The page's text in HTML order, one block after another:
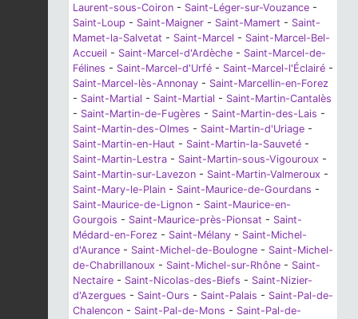
Laurent-sous-Coiron - Saint-Léger-sur-Vouzance -
Saint-Loup - Saint-Maigner - Saint-Mamert - Saint-
Mamet-la-Salvetat - Saint-Marcel - Saint-Marcel-Bel-
Accueil - Saint-Marcel-d'Ardèche - Saint-Marcel-de-
Félines - Saint-Marcel-d'Urfé - Saint-Marcel-l'Éclairé -
Saint-Marcel-lès-Annonay - Saint-Marcellin-en-Forez
- Saint-Martial - Saint-Martial - Saint-Martin-Cantalès
- Saint-Martin-de-Fugères - Saint-Martin-des-Lais -
Saint-Martin-des-Olmes - Saint-Martin-d'Uriage -
Saint-Martin-en-Haut - Saint-Martin-la-Sauveté -
Saint-Martin-Lestra - Saint-Martin-sous-Vigouroux -
Saint-Martin-sur-Lavezon - Saint-Martin-Valmeroux -
Saint-Mary-le-Plain - Saint-Maurice-de-Gourdans -
Saint-Maurice-de-Lignon - Saint-Maurice-en-
Gourgois - Saint-Maurice-près-Pionsat - Saint-
Médard-en-Forez - Saint-Mélany - Saint-Michel-
d'Aurance - Saint-Michel-de-Boulogne - Saint-Michel-
de-Chabrillanoux - Saint-Michel-sur-Rhône - Saint-
Nectaire - Saint-Nicolas-des-Biefs - Saint-Nizier-
d'Azergues - Saint-Ours - Saint-Palais - Saint-Pal-de-
Chalencon - Saint-Pal-de-Mons - Saint-Pal-de-